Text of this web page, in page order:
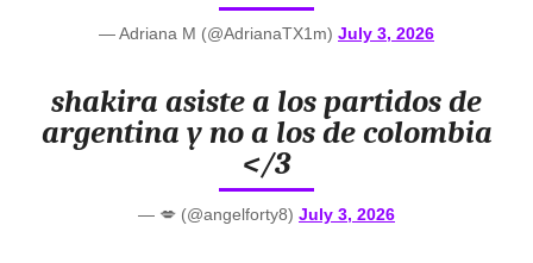
— Adriana M (@AdrianaTX1m) July 3, 2026
shakira asiste a los partidos de
argentina y no a los de colombia
</3
— 💋 (@angelforty8) July 3, 2026